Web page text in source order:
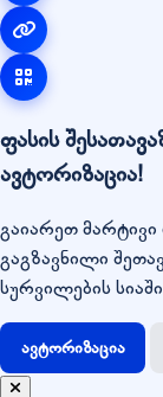
ფასის
ავტორიზაცია!
გაიარეთ
გაგზავნილი
სურვილების
ავტორიზაცია